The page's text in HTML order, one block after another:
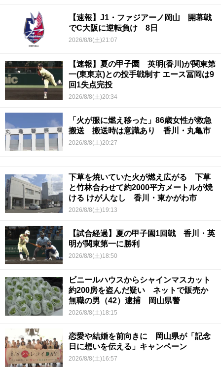
【速報】J1・ファジアーノ岡山 開幕戦
でC大阪に逆転負け 8日
2026/8/8(土)21:07
【速報】夏の甲子園 英明(香川)が関東第
一(東東京)との投手戦制す エース冨岡は9
回1失点完投
2026/8/8(土)20:34
「火が服に燃え移った」86歳女性が救急
搬送 搬送時は意識あり 香川・丸亀市
2026/8/8(土)20:27
下草を焼いていた火が燃え広がる 下草
と竹林合わせて約2000平方メートルが焼
ける けが人なし 香川・東かがわ市
2026/8/8(土)19:13
【試合経過】夏の甲子園1回戦 香川・英
明が関東第一に勝利
2026/8/8(土)18:50
ビニールハウスからシャインマスカット
約200房を盗んだ疑い ネットで販売か
無職の男（42）逮捕 岡山県警
2026/8/8(土)18:15
恋愛や結婚を前向きに 岡山県が「記念
日に想いを伝える」キャンペーン
2026/8/8(土)16:57